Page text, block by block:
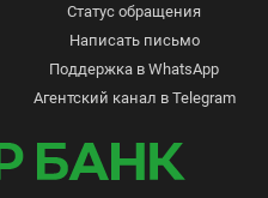
Статус обращения
Написать письмо
Поддержка в WhatsApp
Агентский канал в Telegram